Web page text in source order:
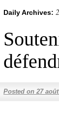
Daily Archives:
Posted on 27